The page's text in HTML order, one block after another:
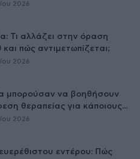
2026
Τι αλλάζει στην όραση
πώς αντιμετωπίζεται;
2026
μπορούσαν να βοηθήσουν
θεραπείας για κάποιους...
2026
εντέρου: Πώς